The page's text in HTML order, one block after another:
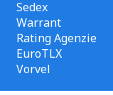
Sedex
Warrant
Rating Agenzie
EuroTLX
Vorvel